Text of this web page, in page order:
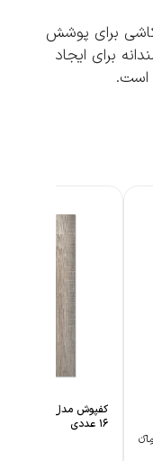
برای پوشش
ایجاد